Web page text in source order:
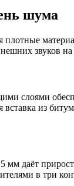
шума
плотные
звуков
слоями
из
даёт
в три